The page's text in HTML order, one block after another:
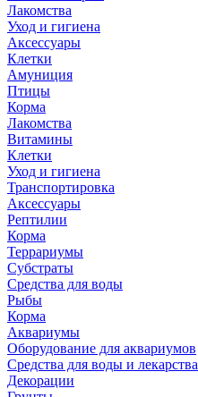
Лакомства
Уход и гигиена
Аксессуары
Клетки
Амуниция
Птицы
Корма
Лакомства
Витамины
Клетки
Уход и гигиена
Транспортировка
Аксессуары
Рептилии
Корма
Террариумы
Субстраты
Средства для воды
Рыбы
Корма
Аквариумы
Оборудование для аквариумов
Средства для воды и лекарства
Декорации